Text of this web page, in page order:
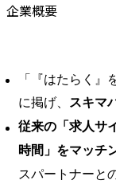
企業概要
「『はたらく
に掲げ、
スキマ
従来の「求人サ
時間」をマッチ
スパートナーと